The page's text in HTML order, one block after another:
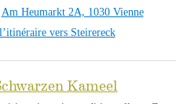
Am Heumarkt 2A, 1030 Vienne
vers Steirereck
Kameel